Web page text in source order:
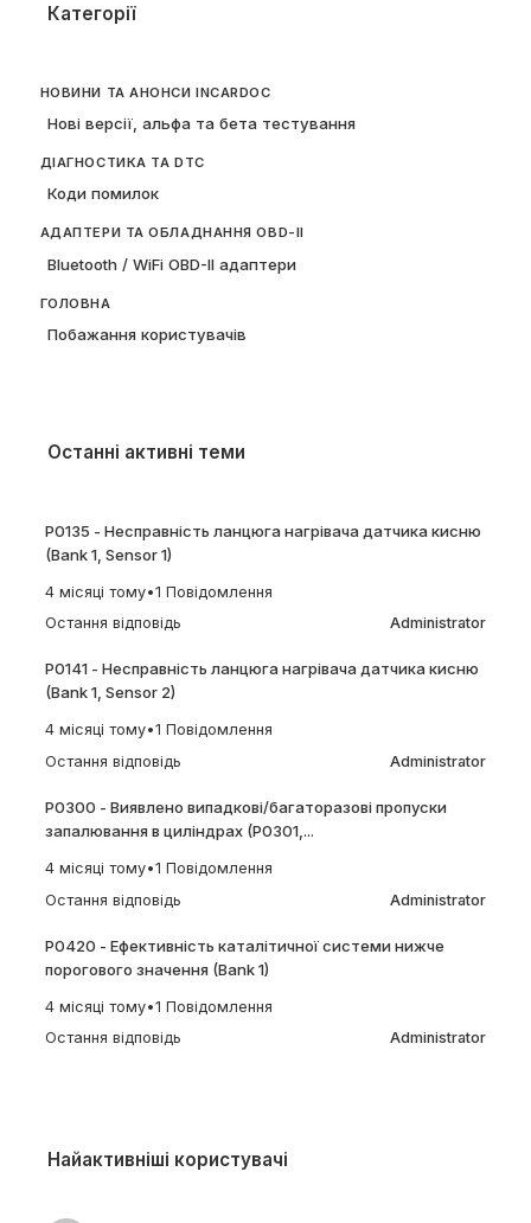
Категорії
НОВИНИ ТА АНОНСИ INCARDOC
Нові версії, альфа та бета тестування
ДІАГНОСТИКА ТА DTC
Коди помилок
АДАПТЕРИ ТА ОБЛАДНАННЯ OBD-II
Bluetooth / WiFi OBD-II адаптери
ГОЛОВНА
Побажання користувачів
Останні активні теми
P0135 - Несправність ланцюга нагрівача датчика кисню
(Bank 1, Sensor 1)
4 місяці тому•1 Повідомлення
Остання відповідь
Administrator
P0141 - Несправність ланцюга нагрівача датчика кисню
(Bank 1, Sensor 2)
4 місяці тому•1 Повідомлення
Остання відповідь
Administrator
P0300 - Виявлено випадкові/багаторазові пропуски
запалювання в циліндрах (P0301,...
4 місяці тому•1 Повідомлення
Остання відповідь
Administrator
P0420 - Ефективність каталітичної системи нижче
порогового значення (Bank 1)
4 місяці тому•1 Повідомлення
Остання відповідь
Administrator
Найактивніші користувачі